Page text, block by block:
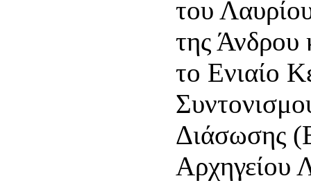
του
της Άνδρου
το Ενιαίο
Διάσωσης